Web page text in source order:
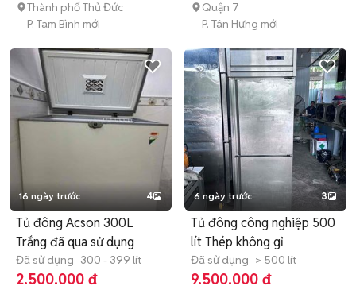
Thành phố Thủ Đức
P. Tam Bình mới
Quận 7
P. Tân Hưng mới
16 ngày trước 4
Tủ đông Acson 300L
Trắng đã qua sử dụng
Đã sử dụng 300 - 399 lít
2.500.000 đ
6 ngày trước 3
Tủ đông công nghiệp 500
lít Thép không gỉ
Đã sử dụng > 500 lít
9.500.000 đ